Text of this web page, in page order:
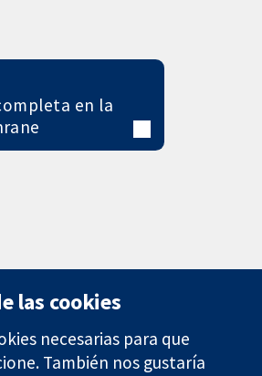
en la
11-13 Cavendish
Contacto
las cookies
necesarias para que
También nos gustaría